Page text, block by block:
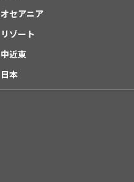
オセアニア
リゾート
中近東
日本